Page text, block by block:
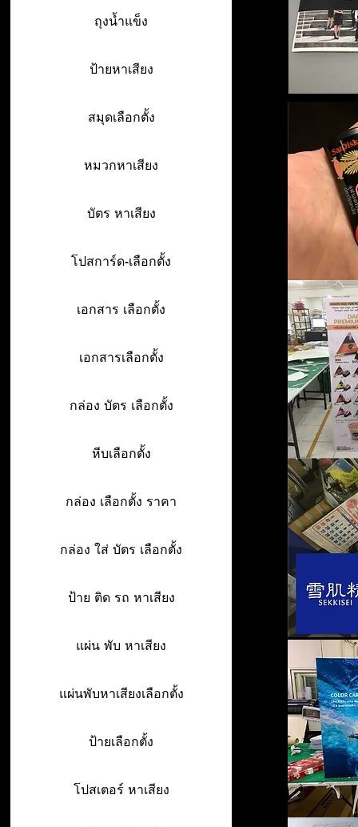
ถุงน้ำแข็ง
ป้ายหาเสียง
สมุดเลือกตั้ง
หมวกหาเสียง
บัตร หาเสียง
โปสการ์ด-เลือกตั้ง
เอกสาร เลือกตั้ง
เอกสารเลือกตั้ง
กล่อง บัตร เลือกตั้ง
หีบเลือกตั้ง
กล่อง เลือกตั้ง ราคา
กล่อง ใส่ บัตร เลือกตั้ง
ป้าย ติด รถ หาเสียง
แผ่น พับ หาเสียง
แผ่นพับหาเสียงเลือกตั้ง
ป้ายเลือกตั้ง
โปสเตอร์ หาเสียง